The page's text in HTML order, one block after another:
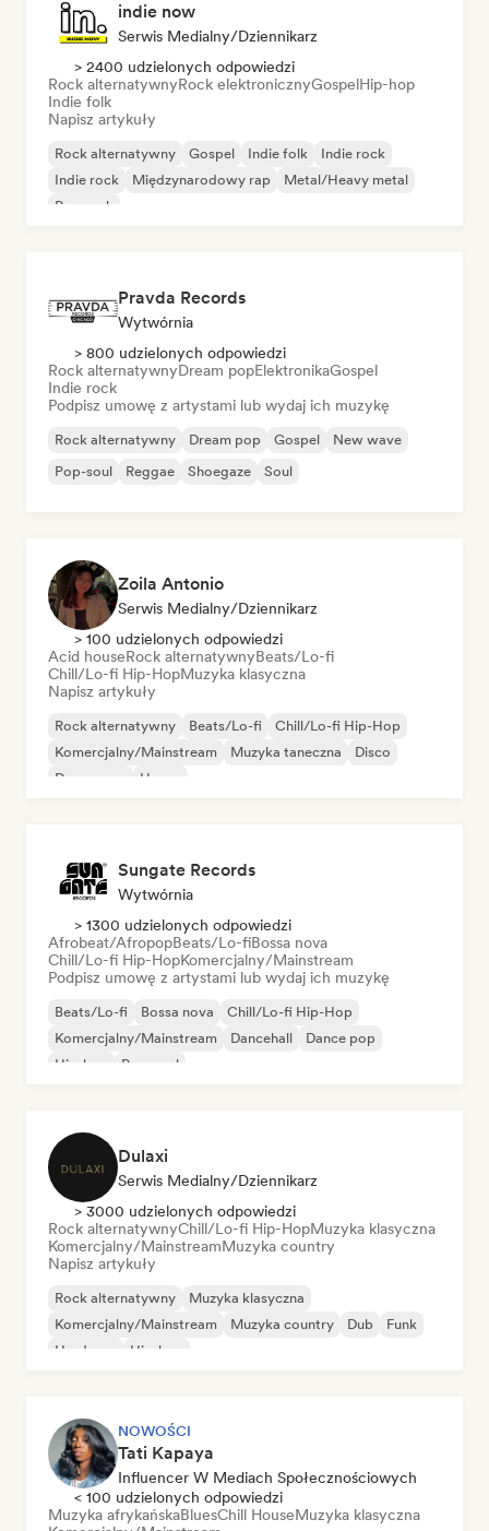
indie now
Serwis Medialny/Dziennikarz
> 2400 udzielonych odpowiedzi
Rock alternatywnyRock elektronicznyGospelHip-hop
Indie folk
Napisz artykuły
Rock alternatywny Gospel Indie folk
Indie rock
Indie rock
Międzynarodowy rap
Metal/Heavy metal
Pop rock
Pravda Records
Wytwórnia
> 800 udzielonych odpowiedzi
Rock alternatywnyDream popElektronikaGospel
Indie rock
Podpisz umowę z artystami lub wydaj ich muzykę
Rock alternatywny Dream pop Gospel
New wave
Pop-soul
Reggae Shoegaze Soul
Zoila Antonio
Serwis Medialny/Dziennikarz
> 100 udzielonych odpowiedzi
Acid houseRock alternatywnyBeats/Lo-fi
Chill/Lo-fi Hip-HopMuzyka klasyczna
Napisz artykuły
Rock alternatywny Beats/Lo-fi
Chill/Lo-fi Hip-Hop
Komercjalny/Mainstream
Muzyka taneczna
Disco
Dream pop
House
Sungate Records
Wytwórnia
> 1300 udzielonych odpowiedzi
Afrobeat/AfropopBeats/Lo-fiBossa nova
Chill/Lo-fi Hip-HopKomercjalny/Mainstream
Podpisz umowę z artystami lub wydaj ich muzykę
Beats/Lo-fi Bossa nova
Chill/Lo-fi Hip-Hop
Komercjalny/Mainstream
Dancehall
Dance pop
Hip-hop
Pop-soul
Dulaxi
Serwis Medialny/Dziennikarz
> 3000 udzielonych odpowiedzi
Rock alternatywnyChill/Lo-fi Hip-HopMuzyka klasyczna
Komercjalny/MainstreamMuzyka country
Napisz artykuły
Rock alternatywny
Muzyka klasyczna
Komercjalny/Mainstream
Muzyka country Dub
Funk
Hardcore
Hip-hop
NOWOŚCI
Tati Kapaya
Influencer W Mediach Społecznościowych
< 100 udzielonych odpowiedzi
Muzyka afrykańskaBluesChill HouseMuzyka klasyczna